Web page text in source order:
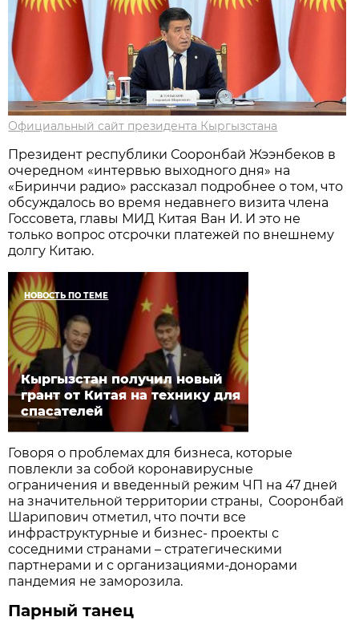
Официальный сайт президента Кыргызстана
Президент республики Сооронбай Жээнбеков в
очередном «интервью выходного дня» на
«Биринчи радио» рассказал подробнее о том, что
обсуждалось во время недавнего визита члена
Госсовета, главы МИД Китая Ван И. И это не
только вопрос отсрочки платежей по внешнему
долгу Китаю.
НОВОСТЬ ПО ТЕМЕ
Кыргызстан получил новый
грант от Китая на технику для
спасателей
Говоря о проблемах для бизнеса, которые
повлекли за собой коронавирусные
ограничения и введенный режим ЧП на 47 дней
на значительной территории страны, Сооронбай
Шарипович отметил, что почти все
инфраструктурные и бизнес- проекты с
соседними странами – стратегическими
партнерами и с организациями-донорами
пандемия не заморозила.
Парный танец